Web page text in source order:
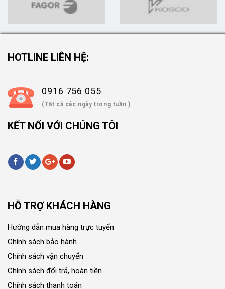
HOTLINE LIÊN HỆ:
0916 756 055
(Tất cả các ngày trong tuần )
KẾT NỐI VỚI CHÚNG TÔI
HỖ TRỢ KHÁCH HÀNG
Hướng dẫn mua hàng trực tuyến
Chính sách bảo hành
Chính sách vận chuyển
Chính sách đổi trả, hoàn tiền
Chính sách thanh toán